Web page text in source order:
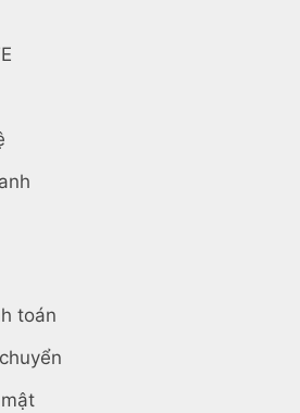
toán